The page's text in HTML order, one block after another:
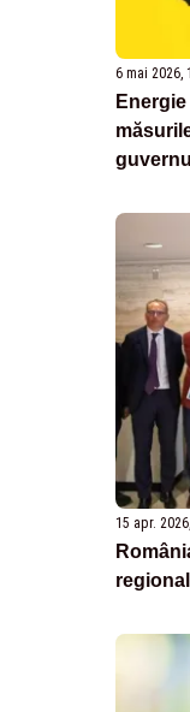
6 mai 2026,
15 apr.